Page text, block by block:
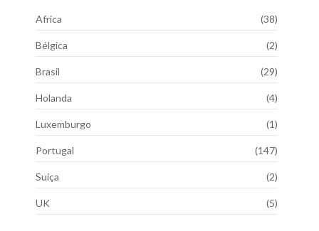
Africa (38)
Bélgica (2)
Brasil (29)
Holanda (4)
Luxemburgo (1)
Portugal (147)
Suiça (2)
UK (5)